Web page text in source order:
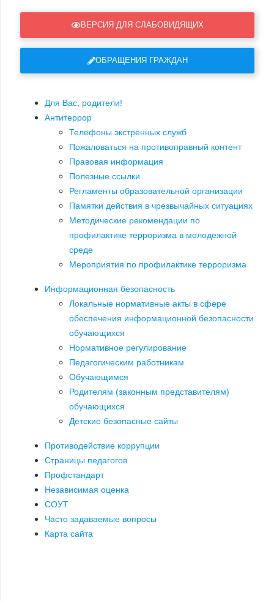
ВЕРСИЯ ДЛЯ СЛАБОВИДЯЩИХ
ОБРАЩЕНИЯ ГРАЖДАН
Для Вас, родители!
Антитеррор
Телефоны экстренных служб
Пожаловаться на противоправный контент
Правовая информация
Полезные ссылки
Регламенты образовательной организации
Памятки действия в чрезвычайных ситуациях
Методические рекомендации по
профилактике терроризма в молодежной
среде
Мероприятия по профилактике терроризма
Информационная безопасность
Локальные нормативные акты в сфере
обеспечения информационной безопасности
обучающихся
Нормативное регулирование
Педагогическим работникам
Обучающимся
Родителям (законным представителям)
обучающихся
Детские безопасные сайты
Противодействие коррупции
Страницы педагогов
Профстандарт
Независимая оценка
СОУТ
Часто задаваемые вопросы
Карта сайта